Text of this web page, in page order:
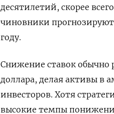
десятилетий, скорее
чиновники
году.
Снижение ставок обычно
доллара, делая активы в
инвесторов. Хотя
высокие темпы